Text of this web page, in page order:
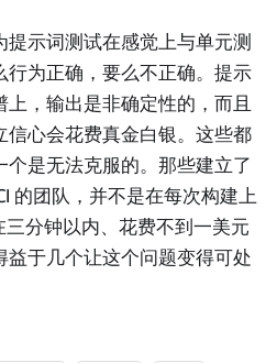
示词测试在感觉上与单元测
行为正确，要么不正确。提示
，输出是非确定性的，而且
信心会花费真金白银。这些都
是无法克服的。那些建立了
的团队，并不是在每次构建上
分钟以内、花费不到一美元
益于几个让这个问题变得可处